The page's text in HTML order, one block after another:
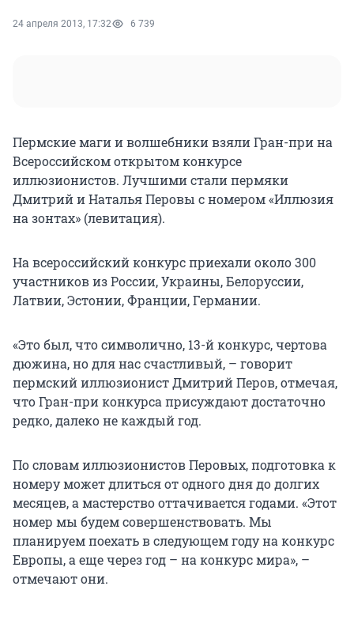
24 апреля 2013, 17:32 6 739
Пермские маги и волшебники взяли Гран-при на
Всероссийском открытом конкурсе
иллюзионистов. Лучшими стали пермяки
Дмитрий и Наталья Перовы с номером «Иллюзия
на зонтах» (левитация).
На всероссийский конкурс приехали около 300
участников из России, Украины, Белоруссии,
Латвии, Эстонии, Франции, Германии.
«Это был, что символично, 13-й конкурс, чертова
дюжина, но для нас счастливый, – говорит
пермский иллюзионист Дмитрий Перов, отмечая,
что Гран-при конкурса присуждают достаточно
редко, далеко не каждый год.
По словам иллюзионистов Перовых, подготовка к
номеру может длиться от одного дня до долгих
месяцев, а мастерство оттачивается годами. «Этот
номер мы будем совершенствовать. Мы
планируем поехать в следующем году на конкурс
Европы, а еще через год – на конкурс мира», –
отмечают они.